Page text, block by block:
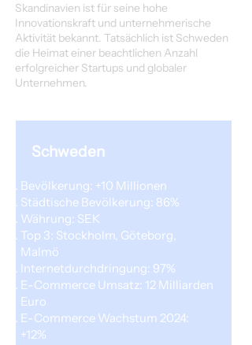
Skandinavien ist für seine hohe
Innovationskraft und unternehmerische
Aktivität bekannt. Tatsächlich ist Schweden
die Heimat einer beachtlichen Anzahl
erfolgreicher Startups und globaler
Unternehmen.
Schweden
Bevölkerung: +10 Millionen
Städtische Bevölkerung: 86%
Währung: SEK
Top 3: Stockholm, Göteborg,
Malmö
Internetdurchdringung: 97%
E-Commerce Umsatz: 12 Milliarden
Euro
E-Commerce Wachstum 2024:
+12%